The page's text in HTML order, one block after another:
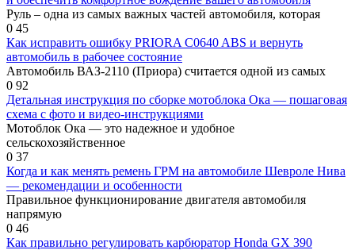
Руль – одна из самых важных частей автомобиля, которая
0 45
Как исправить ошибку PRIORA C0640 ABS и вернуть
автомобиль в рабочее состояние
Автомобиль ВАЗ-2110 (Приора) считается одной из самых
0 92
Детальная инструкция по сборке мотоблока Ока — пошаговая
схема с фото и видео-инструкциями
Мотоблок Ока — это надежное и удобное
сельскохозяйственное
0 37
Когда и как менять ремень ГРМ на автомобиле Шевроле Нива
— рекомендации и особенности
Правильное функционирование двигателя автомобиля
напрямую
0 46
Как правильно регулировать карбюратор Honda GX 390